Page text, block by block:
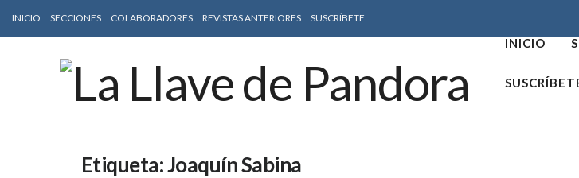
INICIO SECCIONES COLABORADORES REVISTAS ANTERIORES SUSCRÍBETE
INICIO
Etiqueta:Joaquín Sabina